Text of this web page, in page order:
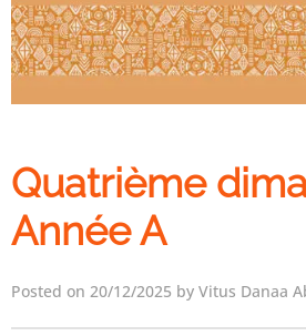
Quatrième
Année A
Posted on 20/12/2025 by Vitus Danaa